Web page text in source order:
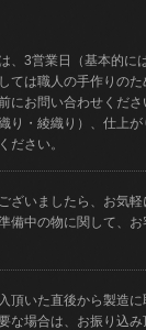
、3営業日（基本的に
ては職人の手作りの
にお問い合わせくだ
り・綾織り）、仕上
ださい。
ざいましたら、お気
備中の物に関して、
頂いた直後から製造
な場合は、お振り込